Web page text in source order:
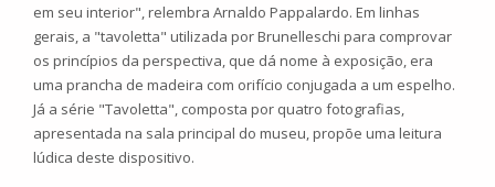
em seu interior", relembra Arnaldo Pappalardo. Em linhas
gerais, a "tavoletta" utilizada por Brunelleschi para comprovar
os princípios da perspectiva, que dá nome à exposição, era
uma prancha de madeira com orifício conjugada a um espelho.
Já a série "Tavoletta", composta por quatro fotografias,
apresentada na sala principal do museu, propõe uma leitura
lúdica deste dispositivo.